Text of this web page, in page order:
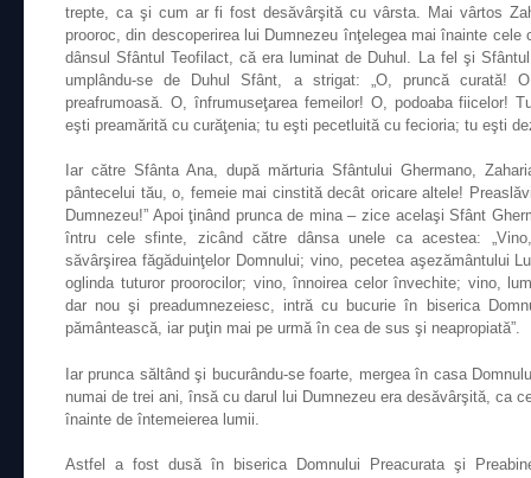
trepte, ca şi cum ar fi fost desăvârşită cu vârsta. Mai vârtos
prooroc, din descoperirea lui Dumnezeu înţelegea mai înainte
dânsul Sfântul Teofilact, că era luminat de Duhul. La fel şi
umplându-se de Duhul Sfânt, a strigat: „O, pruncă curată!
preafrumoasă. O, înfrumuseţarea femeilor! O, podoaba fiicelor!
eşti preamărită cu curăţenia; tu eşti pecetluită cu fecioria; tu eşti
Iar către Sfânta Ana, după mărturia Sfântului Ghermano,
pântecelui tău, o, femeie mai cinstită decât oricare altele!
Dumnezeu!” Apoi ţinând prunca de mina – zice acelaşi Sfânt
întru cele sfinte, zicând către dânsa unele ca acestea:
săvârşirea făgăduinţelor Domnului; vino, pecetea aşezământului
oglinda tuturor proorocilor; vino, înnoirea celor învechite; vino,
dar nou şi preadumnezeiesc, intră cu bucurie în biserica
pământească, iar puţin mai pe urmă în cea de sus şi neapropiată”.
Iar prunca săltând şi bucurându-se foarte, mergea în casa
numai de trei ani, însă cu darul lui Dumnezeu era desăvârşită, ca
înainte de întemeierea lumii.
Astfel a fost dusă în biserica Domnului Preacurata şi